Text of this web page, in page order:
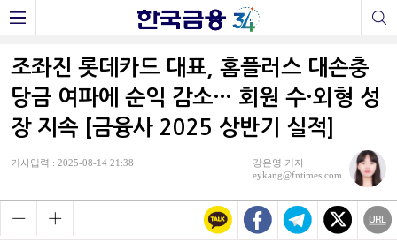
조좌진 롯데카드 대표, 홈플러스 대손충
당금 여파에 순익 감소… 회원 수·외형 성
장 지속 [금융사 2025 상반기 실적]
기사입력 : 2025-08-14 21:38
강은영 기자
eykang@fntimes.com